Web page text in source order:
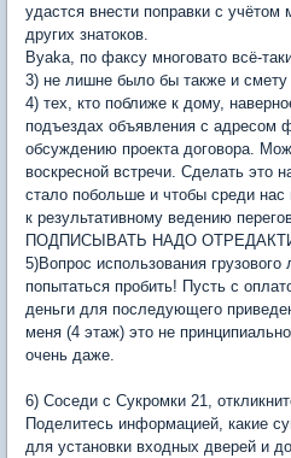
удастся внести поправки с
других знатоков.
Byaka, по факсу многовато всё-
3) не лишне было бы также и смету
4) тех, кто поближе к дому,
подъездах объявления с адресом
обсуждению проекта договора.
воскресной встречи. Сделать это
стало побольше и чтобы среди
к результативному ведению
ПОДПИСЫВАТЬ НАДО
5)Вопрос использования
попытаться пробить! Пусть с
деньги для последующего
меня (4 этаж) это не
очень даже.
6) Соседи с Сукромки 21,
Поделитесь информацией, какие
для установки входных дверей и